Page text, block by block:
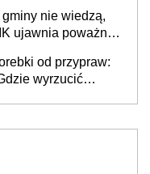
nie wiedzą,
ujawnia poważną
od przypraw:
wyrzucić